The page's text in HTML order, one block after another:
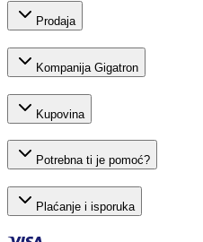
Prodaja
Kompanija Gigatron
Kupovina
Potrebna ti je pomoć?
Plaćanje i isporuka